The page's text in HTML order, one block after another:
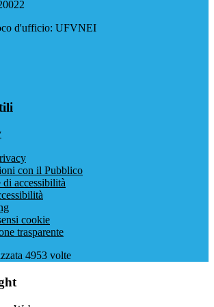
d'ufficio: UFVNEI
con il Pubblico
accessibilità
cookie
trasparente
4953 volte